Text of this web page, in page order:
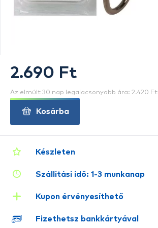
Készleten
Szállítási idő: 1-3 munkanap
Kupon érvényesíthető
Fizethetsz bankkártyával
2.690 Ft
Az elmúlt 30 nap legalacsonyabb ára: 2.420 Ft
Kosárba